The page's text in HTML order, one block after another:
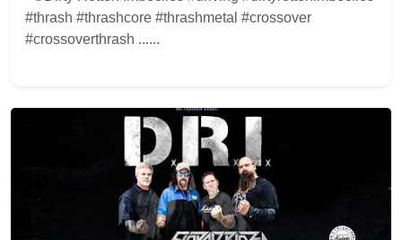
#thrash #thrashcore #thrashmetal #crossover
#crossoverthrash ......